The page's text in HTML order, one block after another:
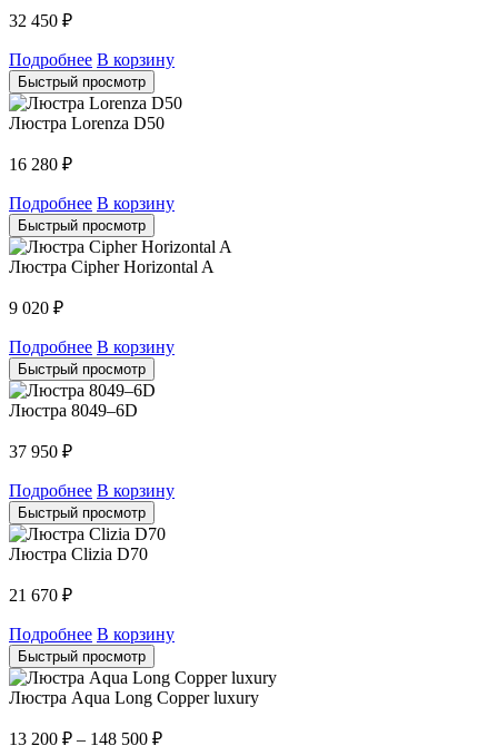
32 450 ₽
Подробнее В корзину
Быстрый просмотр
Люстра Lorenza D50
16 280 ₽
Подробнее В корзину
Быстрый просмотр
Люстра Cipher Horizontal A
9 020 ₽
Подробнее В корзину
Быстрый просмотр
Люстра 8049–6D
37 950 ₽
Подробнее В корзину
Быстрый просмотр
Люстра Clizia D70
21 670 ₽
Подробнее В корзину
Быстрый просмотр
Люстра Aqua Long Copper luxury
13 200 ₽ – 148 500 ₽